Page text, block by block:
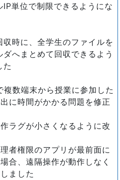
IP単位で制限できるようにな
収時に、全学生のファイルを
ダへまとめて回収できるよう
た
複数端末から授業に参加した
に時間がかかる問題を修正
ラグが小さくなるように改
者権限のアプリが最前面に
合、遠隔操作が動作しなく
ました